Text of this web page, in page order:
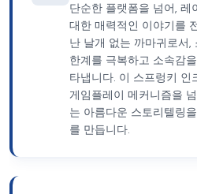
단순한 플랫폼을 넘어, 레
대한 매력적인 이야기를
난 날개 없는 까마귀로서,
한계를 극복하고 소속감
타냅니다. 이 스프렁키
게임플레이 메커니즘을
는 아름다운 스토리텔링
를 만듭니다.